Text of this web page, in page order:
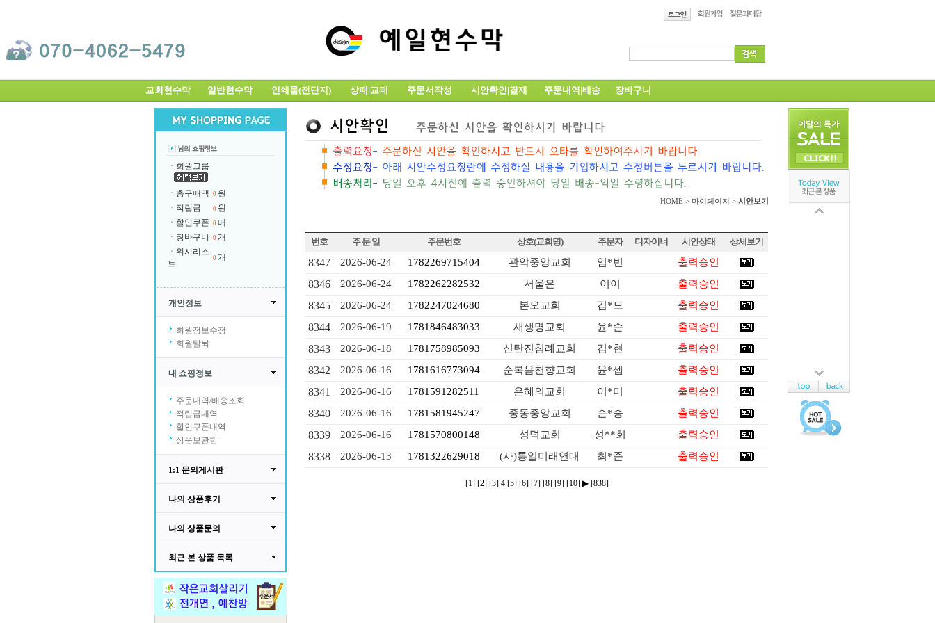
교회현수막 일반현수막 인쇄물(전단지) 상패|교패 주문서작성 시안확인|결재 주문내역|배송 장바구니
ㆍ회원그룹
ㆍ총구매액 0원
ㆍ적립금
0원
ㆍ할인쿠폰 0매
ㆍ장바구니
0개
ㆍ위시리스
트
0개
개인정보
회원정보수정
회원탈퇴
내 쇼핑정보
주문내역/배송조회
적립금내역
할인쿠폰내역
상품보관함
1:1 문의게시판
나의 상품후기
나의 상품문의
최근 본 상품 목록
HOME > 마이페이지 > 시안보기
번호 주 문 일 주문번호 상호(교회명) 주문자 디자이너 시안상태 상세보기
8347 2026-06-24 1782269715404 관악중앙교회 임*빈 출력승인
8346 2026-06-24 1782262282532 서울은 이이 출력승인
8345 2026-06-24 1782247024680 본오교회 김*모 출력승인
8344 2026-06-19 1781846483033 새생명교회 윤*순 출력승인
8343 2026-06-18 1781758985093 신탄진침례교회 김*현 출력승인
8342 2026-06-16 1781616773094 순복음천향교회 윤*셉 출력승인
8341 2026-06-16 1781591282511 은혜의교회 이*미 출력승인
8340 2026-06-16 1781581945247 중동중앙교회 손*승 출력승인
8339 2026-06-16 1781570800148 성덕교회 성**회 출력승인
8338 2026-06-13 1781322629018 (사)통일미래연대 최*준 출력승인
[1] [2] [3] 4 [5] [6] [7] [8] [9] [10] ▶ [838]